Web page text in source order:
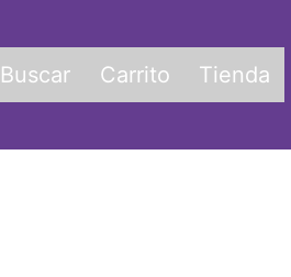
Buscar Carrito Tienda